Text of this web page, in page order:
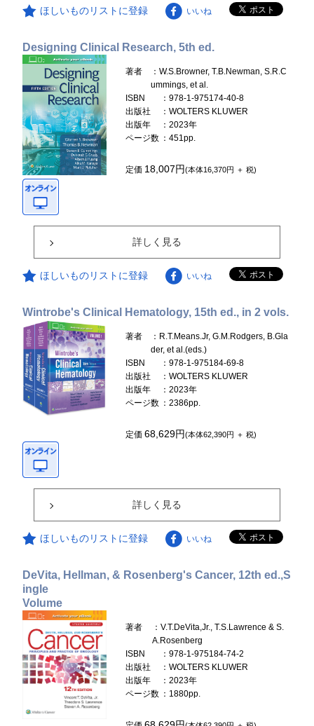
ほしいものリストに登録 いいね
Designing Clinical Research, 5th ed.
著者
：W.S.Browner, T.B.Newman, S.R.C
ummings, et al.
ISBN
：978-1-975174-40-8
出版社
：WOLTERS KLUWER
出版年
：2023年
ページ数 ：451pp.
定価 18,007円(本体16,370円 ＋ 税)
詳しく見る
ほしいものリストに登録 いいね
Wintrobe's Clinical Hematology, 15th ed., in 2 vols.
著者
：R.T.Means.Jr, G.M.Rodgers, B.Gla
der, et al.(eds.)
ISBN
：978-1-975184-69-8
出版社
：WOLTERS KLUWER
出版年
：2023年
ページ数 ：2386pp.
定価68,629円(本体62,390円 ＋ 税)
詳しく見る
ほしいものリストに登録 いいね
DeVita, Hellman, & Rosenberg's Cancer, 12th ed.,S
ingle
Volume
著者
：V.T.DeVita,Jr., T.S.Lawrence & S.
A.Rosenberg
ISBN
：978-1-975184-74-2
出版社
：WOLTERS KLUWER
出版年
：2023年
ページ数 ：1880pp.